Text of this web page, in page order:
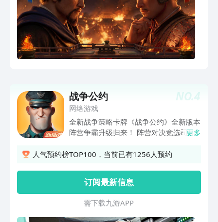
NO.4
战争公约
网络游戏
全新战争策略卡牌《战争公约》全新版本
阵营争霸升级归来！ 阵营对决竞选司
的世界里，你可以领略到军武卡牌游
领全局指挥军团，与敌人在战争公约的世
界里一决胜负。
更多
人气预约榜TOP100，当前已有1256人预约
订阅最新信息
需 下 载 九 游 A P P